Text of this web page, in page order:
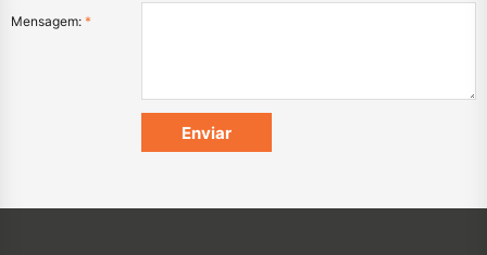
Mensagem: *